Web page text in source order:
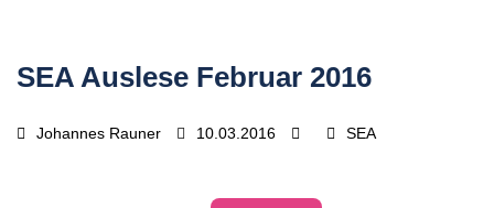
SEA Auslese Februar 2016
Johannes Rauner 10.03.2016 SEA